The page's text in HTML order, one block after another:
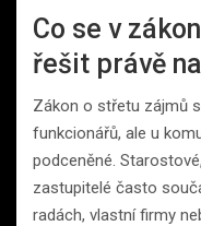
Co se v
řešit právě
Zákon o střetu zájmů
funkcionářů, ale u
podceněné.
zastupitelé často
radách, vlastní firmy